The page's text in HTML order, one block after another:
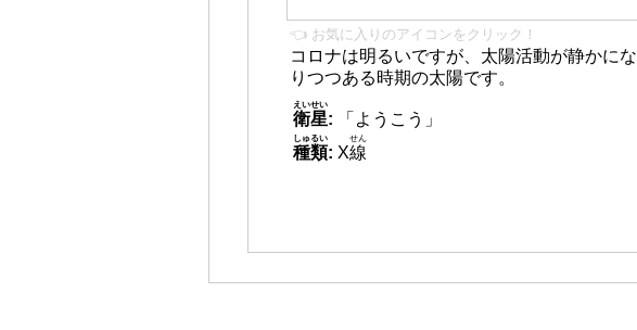
👈 お気に入りのアイコンをクリック！
コロナは明るいですが、太陽活動が静かにな
りつつある時期の太陽です。
衛星
えいせい
:
「ようこう」
種類
しゅるい
: X線
せん